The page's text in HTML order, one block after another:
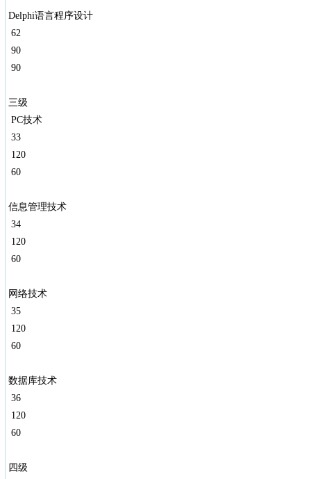
Delphi语言程序设计
62
90
90
三级
PC技术
33
120
60
信息管理技术
34
120
60
网络技术
35
120
60
数据库技术
36
120
60
四级